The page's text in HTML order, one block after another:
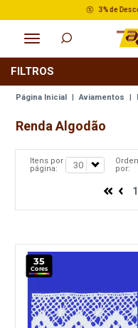
3% de Desconto
Página Inicial | Aviamentos |
FILTROS
Renda Algodão
Itens por
página:
por:
1
35
Cores